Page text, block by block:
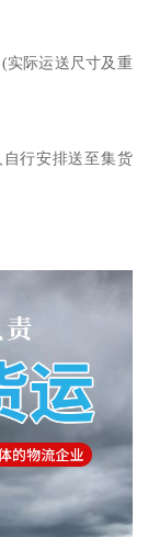
实际运送尺寸及重
行安排送至集货